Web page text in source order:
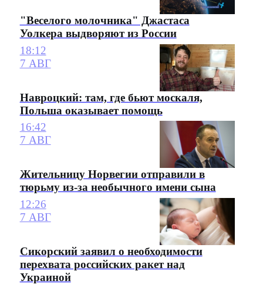
"Веселого молочника" Джастаса
Уолкера выдворяют из России
18:12
7 АВГ
Навроцкий: там, где бьют москаля,
Польша оказывает помощь
16:42
7 АВГ
Жительницу Норвегии отправили в
тюрьму из-за необычного имени сына
12:26
7 АВГ
Сикорский заявил о необходимости
перехвата российских ракет над
Украиной